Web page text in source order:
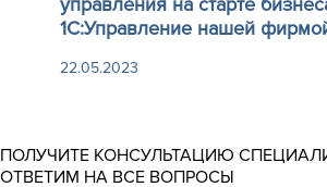
1С:Управление нашей
22.05.2023
ПОЛУЧИТЕ КОНСУЛЬТАЦИЮ
ОТВЕТИМ НА ВСЕ ВОПРОСЫ